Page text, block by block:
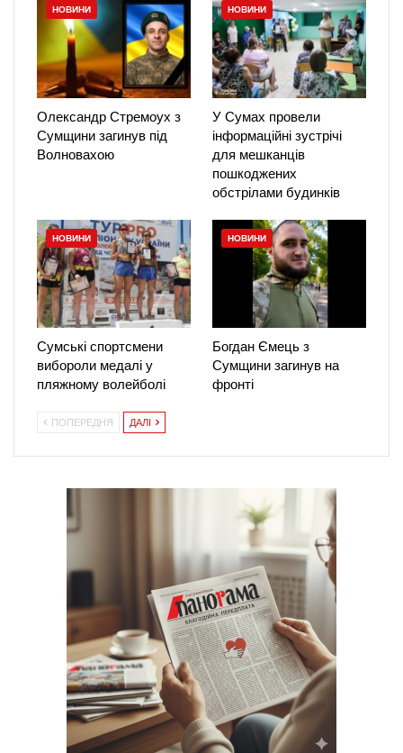
НОВИНИ
Олександр Стремоух з
Сумщини загинув під
Волновахою
НОВИНИ
У Сумах провели
інформаційні зустрічі
для мешканців
пошкоджених
обстрілами будинків
НОВИНИ
Сумські спортсмени
вибороли медалі у
пляжному волейболі
НОВИНИ
Богдан Ємець з
Сумщини загинув на
фронті
ПОПЕРЕДНЯ ДАЛІ